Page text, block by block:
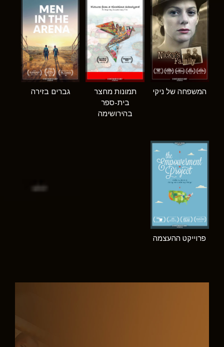
המשפחה של ניקי
תמונות מחצר
בית-ספר
בהירושימה
גברים בזירה
פרוייקט ההעצמה